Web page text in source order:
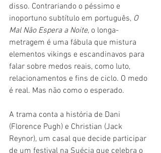
disso. Contrariando o péssimo e
inoportuno subtítulo em português, O
Mal Não Espera a Noite, o longa-
metragem é uma fábula que mistura
elementos vikings e escandinavos para
falar sobre medos reais, como luto,
relacionamentos e fins de ciclo. O medo
é real. Mas não como o esperado.
A trama conta a história de Dani
(Florence Pugh) e Christian (Jack
Reynor), um casal que decide participar
de um festival na Suécia que celebra o